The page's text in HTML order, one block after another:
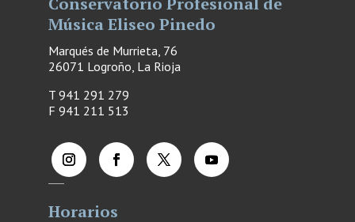
Música Eliseo Pinedo
Marqués de Murrieta, 76
26071 Logroño, La Rioja
T 941 291 279
F 941 211 513
Horarios